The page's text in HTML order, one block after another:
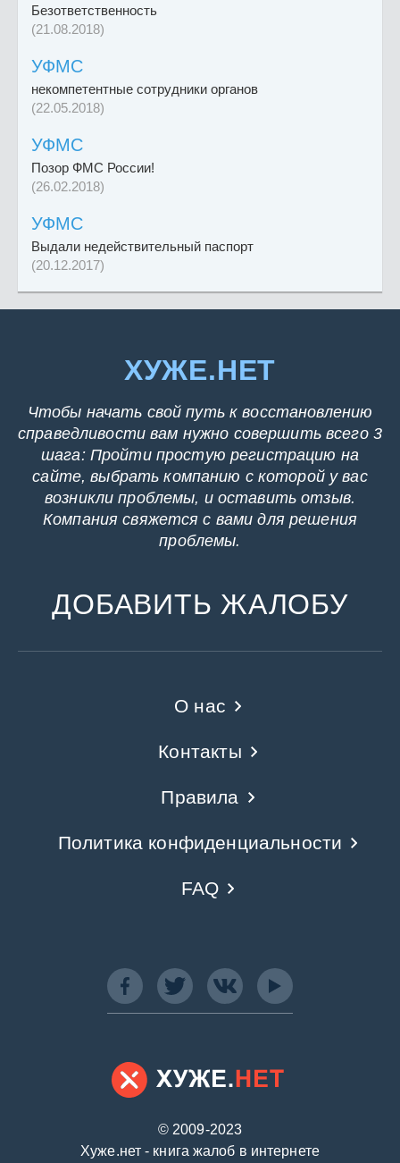
Безответственность
(21.08.2018)
УФМС
некомпетентные сотрудники органов
(22.05.2018)
УФМС
Позор ФМС России!
(26.02.2018)
УФМС
Выдали недействительный паспорт
(20.12.2017)
ХУЖЕ.НЕТ
Чтобы начать свой путь к восстановлению
справедливости вам нужно совершить всего 3
шага: Пройти простую регистрацию на
сайте, выбрать компанию с которой у вас
возникли проблемы, и оставить отзыв.
Компания свяжется с вами для решения
проблемы.
ДОБАВИТЬ ЖАЛОБУ
© 2009-2023
Хуже.нет - книга жалоб в интернете
О нас
Контакты
Правила
Политика конфиденциальности
FAQ